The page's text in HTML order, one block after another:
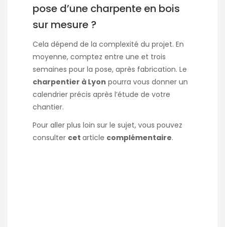
pose d’une charpente en bois
sur mesure ?
Cela dépend de la complexité du projet. En
moyenne, comptez entre une et trois
semaines pour la pose, après fabrication. Le
charpentier à Lyon pourra vous donner un
calendrier précis après l’étude de votre
chantier.
Pour aller plus loin sur le sujet, vous pouvez
consulter cet article complémentaire.